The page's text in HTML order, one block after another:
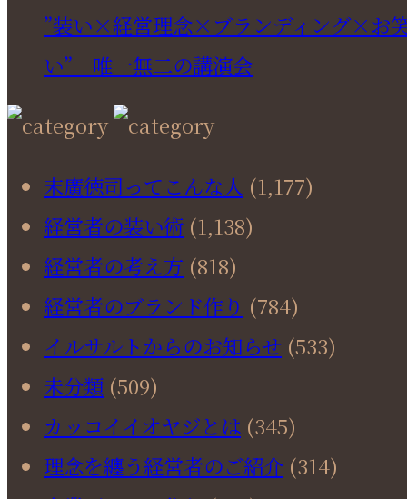
”装い×経営理念×ブランディング×お
い” 唯一無二の講演会
末廣徳司ってこんな人 (1,177)
経営者の装い術 (1,138)
経営者の考え方 (818)
経営者のブランド作り (784)
イルサルトからのお知らせ (533)
未分類 (509)
カッコイイオヤジとは (345)
理念を纏う経営者のご紹介 (314)